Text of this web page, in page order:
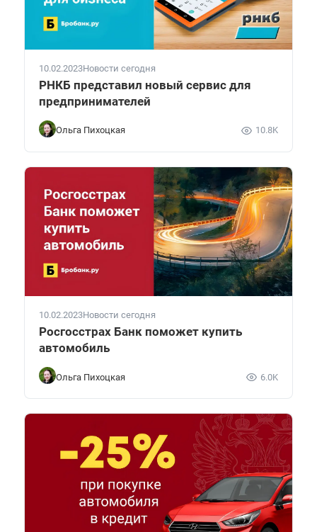
10.02.2023Новости сегодня
РНКБ представил новый сервис для
предпринимателей
Ольга Пихоцкая 10.8K
10.02.2023Новости сегодня
Росгосстрах Банк поможет купить
автомобиль
Ольга Пихоцкая 6.0K